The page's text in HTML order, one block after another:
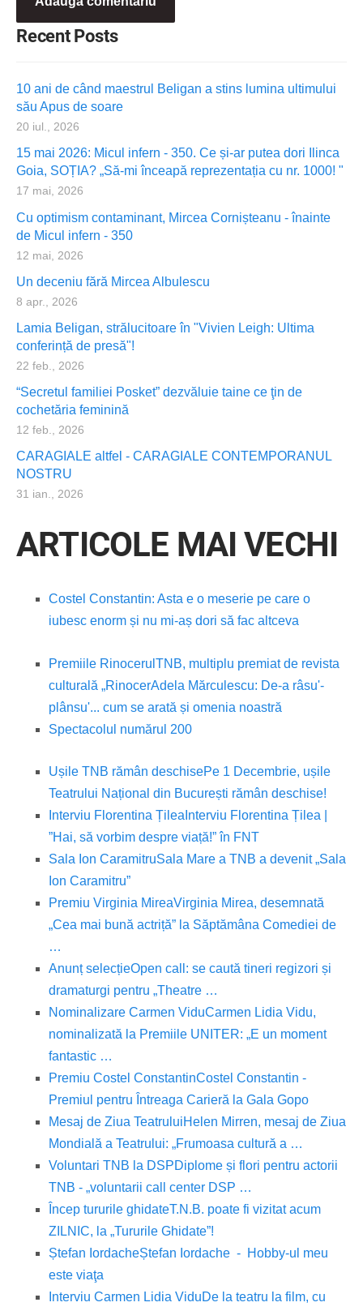
Recent Posts
10 ani de când maestrul Beligan a stins lumina ultimului
său Apus de soare
20 iul., 2026
15 mai 2026: Micul infern - 350. Ce și-ar putea dori Ilinca
Goia, SOȚIA? „Să-mi înceapă reprezentația cu nr. 1000! "
17 mai, 2026
Cu optimism contaminant, Mircea Cornișteanu - înainte
de Micul infern - 350
12 mai, 2026
Un deceniu fără Mircea Albulescu
8 apr., 2026
Lamia Beligan, strălucitoare în "Vivien Leigh: Ultima
conferință de presă"!
22 feb., 2026
“Secretul familiei Posket” dezvăluie taine ce ţin de
cochetăria feminină
12 feb., 2026
CARAGIALE altfel - CARAGIALE CONTEMPORANUL
NOSTRU
31 ian., 2026
ARTICOLE MAI VECHI
Costel Constantin: Asta e o meserie pe care o
iubesc enorm și nu mi-aș dori să fac altceva
Premiile Rinocerul TNB, multiplu premiat de revista
culturală „RinocerAdela Mărculescu: De-a râsu'-
plânsu'... cum se arată și omenia noastră
Spectacolul numărul 200
Ușile TNB rămân deschisePe 1 Decembrie, ușile
Teatrului Național din București rămân deschise!
Interviu Florentina Țilea Interviu Florentina Țilea |
”Hai, să vorbim despre viață!” în FNT
Sala Ion CaramitruSala Mare a TNB a devenit „Sala
Ion Caramitru”
Premiu Virginia MireaVirginia Mirea, desemnată
„Cea mai bună actriță” la Săptămâna Comediei de
…
Anunț selecțieOpen call: se caută tineri regizori și
dramaturgi pentru „Theatre …
Nominalizare Carmen ViduCarmen Lidia Vidu,
nominalizată la Premiile UNITER: „E un moment
fantastic …
Premiu Costel ConstantinCostel Constantin -
Premiul pentru Întreaga Carieră la Gala Gopo
Mesaj de Ziua TeatruluiHelen Mirren, mesaj de Ziua
Mondială a Teatrului: „Frumoasa cultură a …
Voluntari TNB la DSPDiplome și flori pentru actorii
TNB - „voluntarii call center DSP …
Încep tururile ghidateT.N.B. poate fi vizitat acum
ZILNIC, la „Tururile Ghidate”!
Ștefan IordacheȘtefan Iordache - Hobby-ul meu
este viaţa
Interviu Carmen Lidia ViduDe la teatru la film, cu